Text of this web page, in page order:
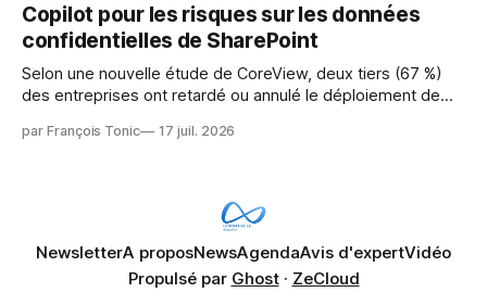
Copilot pour les risques sur les données
confidentielles de SharePoint
Selon une nouvelle étude de CoreView, deux tiers (67 %)
des entreprises ont retardé ou annulé le déploiement de
données confidentielles de SharePoint. Les trois quarts (75
par François Tonic 17 juil. 2026
NewsletterA proposNewsAgendaAvis d'expertVidéo
Propulsé par Ghost· ZeCloud